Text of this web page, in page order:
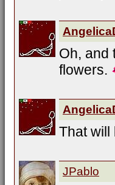
Oh, and
flowers.
That will
JPablo